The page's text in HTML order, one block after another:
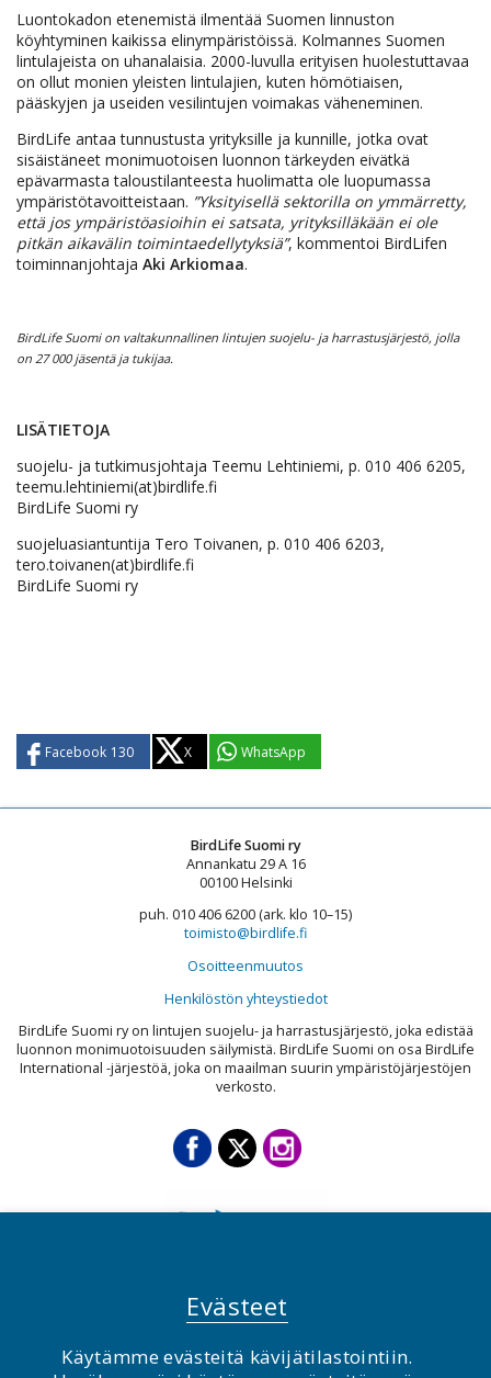
Luontokadon etenemistä ilmentää Suomen linnuston
köyhtyminen kaikissa elinympäristöissä. Kolmannes Suomen
lintulajeista on uhanalaisia. 2000-luvulla erityisen huolestuttavaa
on ollut monien yleisten lintulajien, kuten hömötiaisen,
pääskyjen ja useiden vesilintujen voimakas väheneminen.
BirdLife antaa tunnustusta yrityksille ja kunnille, jotka ovat
sisäistäneet monimuotoisen luonnon tärkeyden eivätkä
epävarmasta taloustilanteesta huolimatta ole luopumassa
ympäristötavoitteistaan. ”Yksityisellä sektorilla on ymmärretty,
että jos ympäristöasioihin ei satsata, yrityksilläkään ei ole
pitkän aikavälin toimintaedellytyksiä”, kommentoi BirdLifen
toiminnanjohtaja Aki Arkiomaa.
BirdLife Suomi on valtakunnallinen lintujen suojelu- ja harrastusjärjestö, jolla
on 27 000 jäsentä ja tukijaa.
LISÄTIETOJA
suojelu- ja tutkimusjohtaja Teemu Lehtiniemi, p. 010 406 6205,
teemu.lehtiniemi(at)birdlife.fi
BirdLife Suomi ry
suojeluasiantuntija Tero Toivanen, p. 010 406 6203,
tero.toivanen(at)birdlife.fi
BirdLife Suomi ry
Facebook 130 X WhatsApp
BirdLife Suomi ry
Annankatu 29 A 16
00100 Helsinki
puh. 010 406 6200 (ark. klo 10–15)
toimisto@birdlife.fi
Osoitteenmuutos
Henkilöstön yhteystiedot
BirdLife Suomi ry on lintujen suojelu- ja harrastusjärjestö, joka edistää
luonnon monimuotoisuuden säilymistä. BirdLife Suomi on osa BirdLife
International -järjestöä, joka on maailman suurin ympäristöjärjestöjen
verkosto.
Evästeet
Käytämme evästeitä kävijätilastointiin.